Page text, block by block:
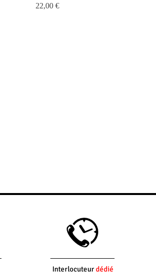
Prix
22,00 €
Interlocuteurdédié